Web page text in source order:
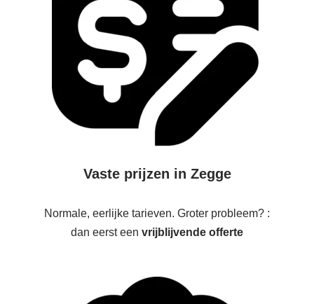
Vaste prijzen in Zegge
Normale, eerlijke tarieven. Groter probleem? :
dan eerst een vrijblijvende offerte